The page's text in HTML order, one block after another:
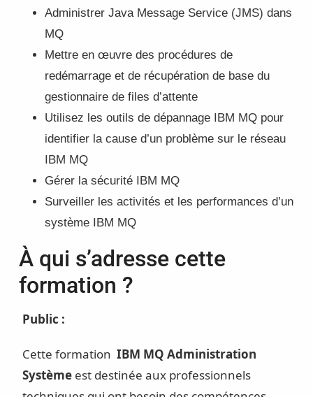
Administrer Java Message Service (JMS) dans
MQ
Mettre en œuvre des procédures de
redémarrage et de récupération de base du
gestionnaire de files d’attente
Utilisez les outils de dépannage IBM MQ pour
identifier la cause d’un problème sur le réseau
IBM MQ
Gérer la sécurité IBM MQ
Surveiller les activités et les performances d’un
système IBM MQ
À qui s’adresse cette
formation ?
Public :
Cette formation IBM MQ Administration
Système est destinée aux professionnels